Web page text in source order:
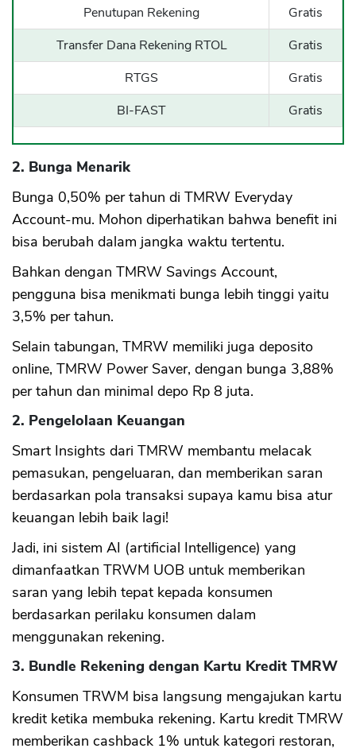
Penutupan Rekening
Gratis
Transfer Dana Rekening RTOL
Gratis
RTGS
Gratis
BI-FAST
Gratis
2. Bunga Menarik
Bunga 0,50% per tahun di TMRW Everyday
Account-mu. Mohon diperhatikan bahwa benefit ini
bisa berubah dalam jangka waktu tertentu.
Bahkan dengan TMRW Savings Account,
pengguna bisa menikmati bunga lebih tinggi yaitu
3,5% per tahun.
Selain tabungan, TMRW memiliki juga deposito
online, TMRW Power Saver, dengan bunga 3,88%
per tahun dan minimal depo Rp 8 juta.
2. Pengelolaan Keuangan
Smart Insights dari TMRW membantu melacak
pemasukan, pengeluaran, dan memberikan saran
berdasarkan pola transaksi supaya kamu bisa atur
keuangan lebih baik lagi!
Jadi, ini sistem AI (artificial Intelligence) yang
dimanfaatkan TRWM UOB untuk memberikan
saran yang lebih tepat kepada konsumen
berdasarkan perilaku konsumen dalam
menggunakan rekening.
3. Bundle Rekening dengan Kartu Kredit TMRW
Konsumen TRWM bisa langsung mengajukan kartu
kredit ketika membuka rekening. Kartu kredit TMRW
memberikan cashback 1% untuk kategori restoran,